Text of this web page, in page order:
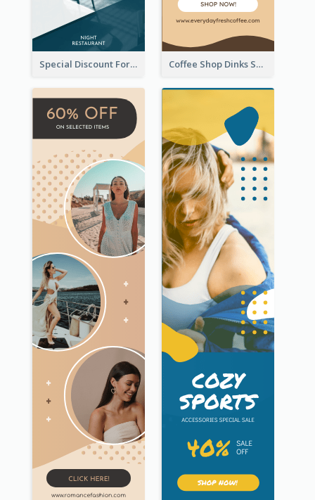
Special Discount For Dinner Wide Skyscraper Banner Coffee Shop Dinks Sale Wide Skyscraper Banner